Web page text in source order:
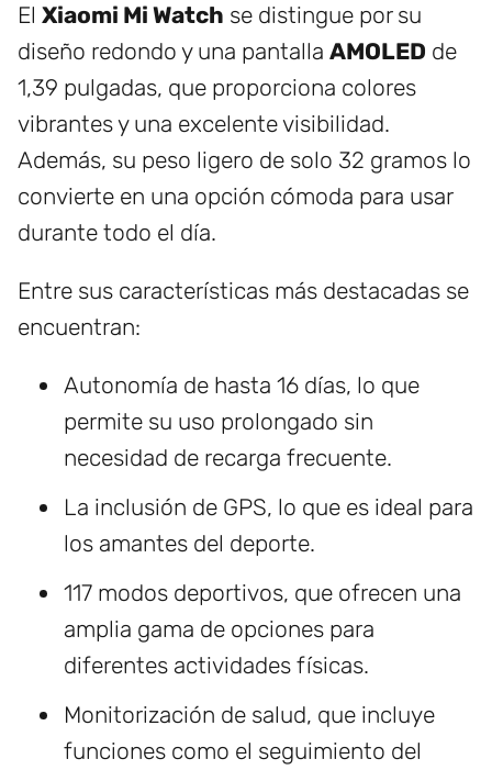
El Xiaomi Mi Watch se distingue por su
diseño redondo y una pantalla AMOLED de
1,39 pulgadas, que proporciona colores
vibrantes y una excelente visibilidad.
Además, su peso ligero de solo 32 gramos lo
convierte en una opción cómoda para usar
durante todo el día.
Entre sus características más destacadas se
encuentran:
Autonomía de hasta 16 días, lo que
permite su uso prolongado sin
necesidad de recarga frecuente.
La inclusión de GPS, lo que es ideal para
los amantes del deporte.
117 modos deportivos, que ofrecen una
amplia gama de opciones para
diferentes actividades físicas.
Monitorización de salud, que incluye
funciones como el seguimiento del